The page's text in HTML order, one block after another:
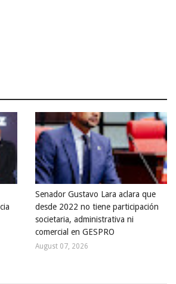
Senador Gustavo Lara aclara que
desde 2022 no tiene participación
societaria, administrativa ni
comercial en GESPRO
August 07, 2026